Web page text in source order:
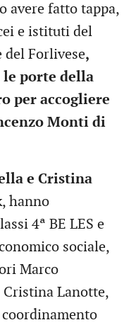
avere fatto tappa,
e istituti del
del Forlivese,
le porte della
per accogliere
Monti di
e Cristina
hanno
4ª BE LES e
sociale,
Marco
Lanotte,